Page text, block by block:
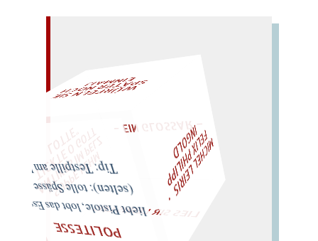
„
S
U
P
P
E
L
E
H
M
A
N
T
I
K
E
S
I
M
P
E
L
Z
T
I
C
K
T
E
O
G
O
T
T
L
O
T
T
E
liebt Pistole, lobt das Essen
(selten): tolle Spässe… –
Tip: Testpille am Pol. M
I
C
H
E
L
L
E
I
R
I
S
・
F
E
L
I
X
P
H
I
L
I
P
P
I
N
G
O
L
D
LIES SIR LEIRIS LEIS
L!